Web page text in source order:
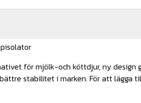
för mjölk-och köttdjur, ny design
stabilitet i marken. För att lägga